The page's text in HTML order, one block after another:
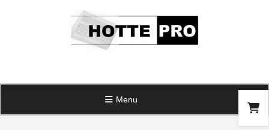
Menu